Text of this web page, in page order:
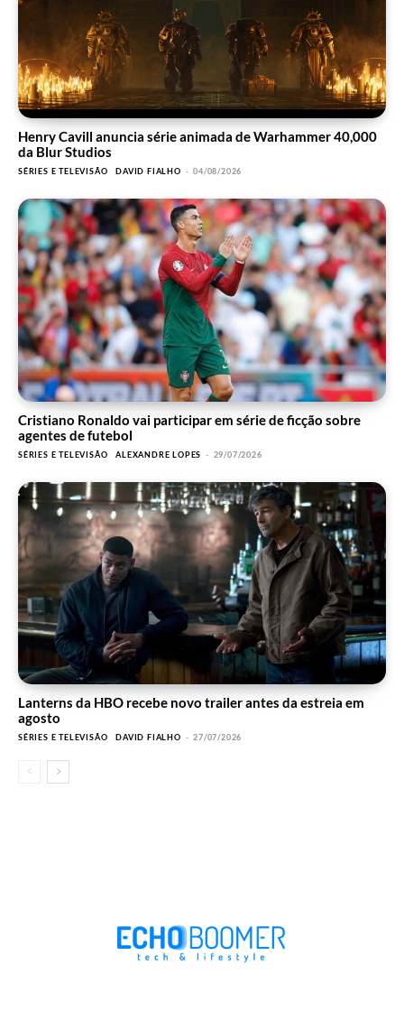
Henry Cavill anuncia série animada de Warhammer 40,000
da Blur Studios
SÉRIES E TELEVISÃO DAVID FIALHO - 04/08/2026
Cristiano Ronaldo vai participar em série de ficção sobre
agentes de futebol
SÉRIES E TELEVISÃO ALEXANDRE LOPES - 29/07/2026
Lanterns da HBO recebe novo trailer antes da estreia em
agosto
SÉRIES E TELEVISÃO DAVID FIALHO - 27/07/2026